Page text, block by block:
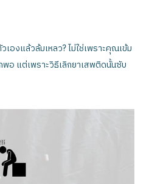
องแล้วล้มเหลว? ไม่ใช่เพราะคุณเข้ม
พอ แต่เพราะวิธีเลิกยาเสพติดนั้นซับ